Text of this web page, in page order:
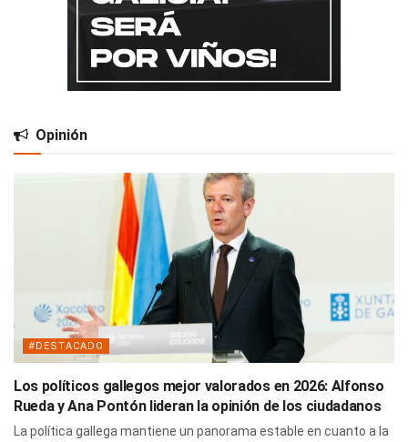
Opinión
#DESTACADO
Los políticos gallegos mejor valorados en 2026: Alfonso
Rueda y Ana Pontón lideran la opinión de los ciudadanos
La política gallega mantiene un panorama estable en cuanto a la